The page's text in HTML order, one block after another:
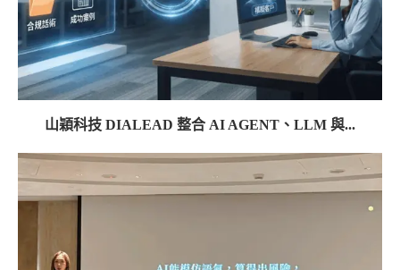
山穎科技 DIALEAD 整合 AI AGENT、LLM 與...